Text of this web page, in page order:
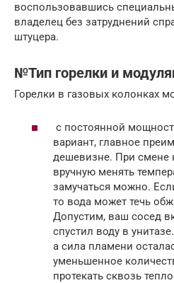
воспользовавшись
владелец без затруднений
штуцера.
№Тип горелки и
Горелки в газовых колонках
с постоянной
вариант, главное
дешевизне. При смене
вручную менять
замучаться можно.
то вода может течь
Допустим, ваш сосед
спустил воду в
а сила пламени
уменьшенное
протекать сквозь